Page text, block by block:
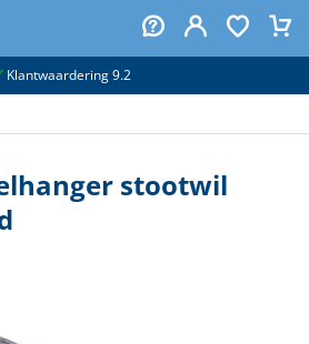
Klantwaardering 9.2
stootwil